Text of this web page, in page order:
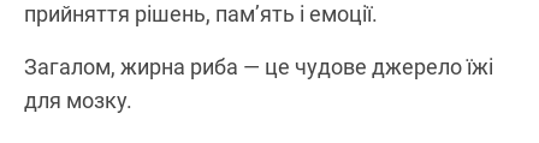
прийняття рішень, пам’ять і емоції.
Загалом, жирна риба — це чудове джерело їжі
для мозку.